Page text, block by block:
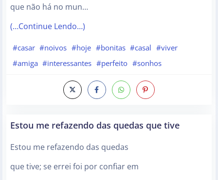
que não há no mun…
(…Continue Lendo…)
#casar #noivos #hoje #bonitas #casal #viver
#amiga #interessantes #perfeito #sonhos
Estou me refazendo das quedas que tive
Estou me refazendo das quedas
que tive; se errei foi por confiar em